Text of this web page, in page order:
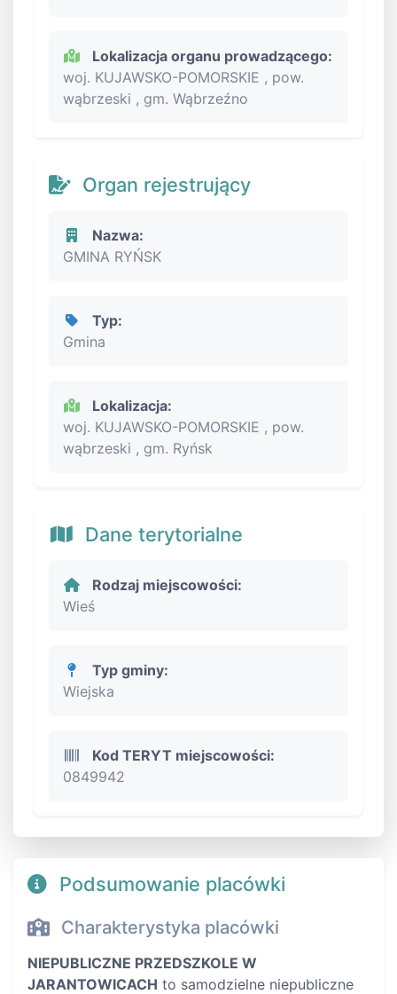
Lokalizacja organu prowadzącego:
woj. KUJAWSKO-POMORSKIE , pow.
wąbrzeski , gm. Wąbrzeźno
Organ rejestrujący
Nazwa:
GMINA RYŃSK
Typ:
Gmina
Lokalizacja:
woj. KUJAWSKO-POMORSKIE , pow.
wąbrzeski , gm. Ryńsk
Dane terytorialne
Rodzaj miejscowości:
Wieś
Typ gminy:
Wiejska
Kod TERYT miejscowości:
0849942
Podsumowanie placówki
Charakterystyka placówki
NIEPUBLICZNE PRZEDSZKOLE W
JARANTOWICACH to samodzielne niepubliczne